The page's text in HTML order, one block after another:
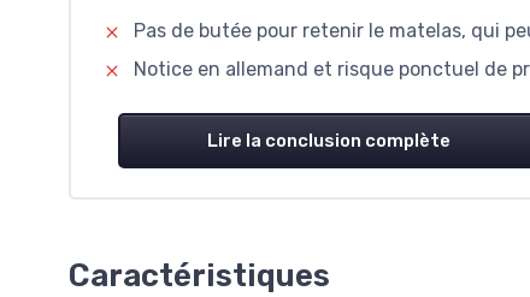
Pas de butée pour retenir le matelas, qui
Notice en allemand et risque ponctuel de
Lire la conclusion complète
Caractéristiques